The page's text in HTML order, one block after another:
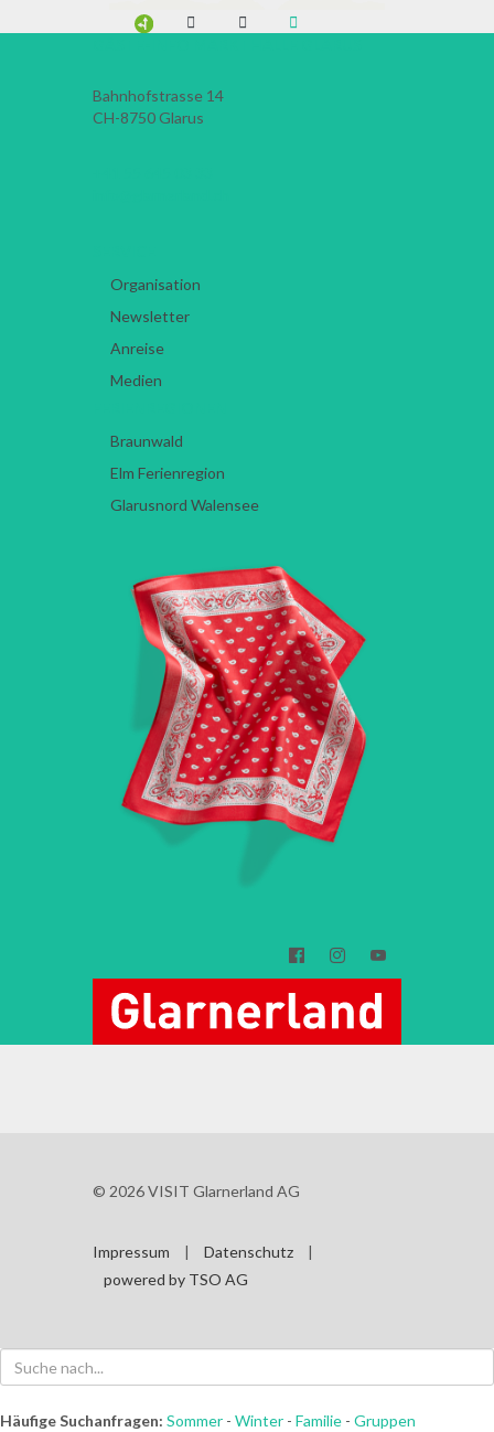
Bahnhofstrasse 14
CH-8750 Glarus
Organisation
Newsletter
Anreise
Medien
Braunwald
Elm Ferienregion
Glarusnord Walensee
  
© 2026 VISIT Glarnerland AG
Impressum | Datenschutz
|
powered by TSO AG
Häufige Suchanfragen: Sommer - Winter - Familie - Gruppen